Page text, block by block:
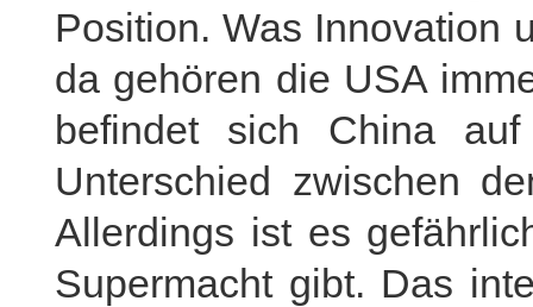
Position. Was Innovation
da gehören die USA
befindet sich China
Unterschied zwischen
Allerdings ist es
Supermacht gibt. Das